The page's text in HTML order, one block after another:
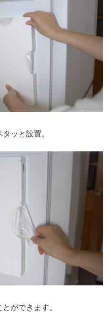
ッと設置。
ができます。